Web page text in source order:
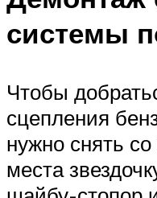
системы
Чтобы
сцепления
нужно снять со
места